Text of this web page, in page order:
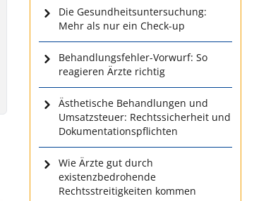
Die Gesundheitsuntersuchung:
Mehr als nur ein Check-up
Behandlungsfehler-Vorwurf: So
reagieren Ärzte richtig
Ästhetische Behandlungen und
Umsatzsteuer: Rechtssicherheit und
Dokumentationspflichten
Wie Ärzte gut durch
existenzbedrohende
Rechtsstreitigkeiten kommen